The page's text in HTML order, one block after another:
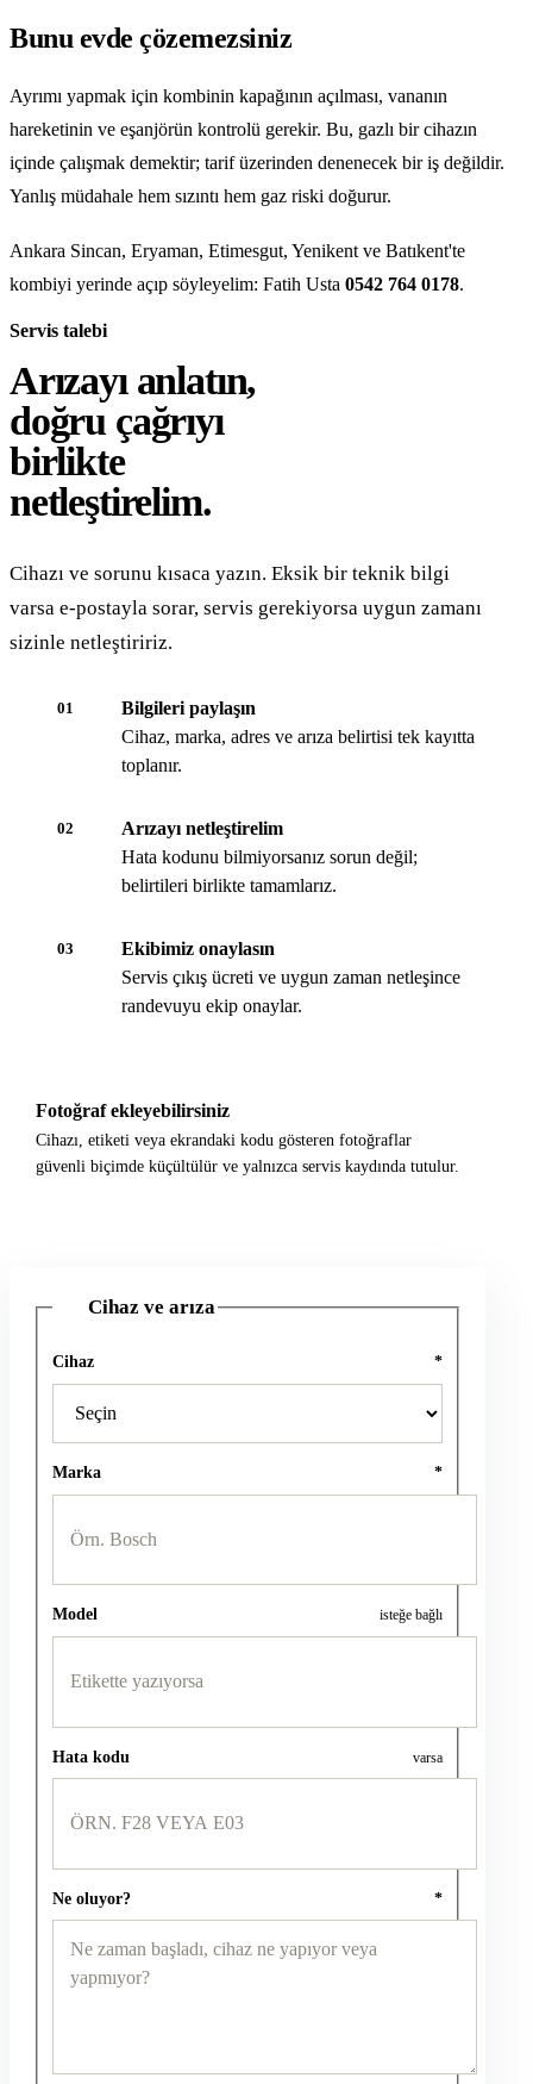
Bunu evde çözemezsiniz
Ayrımı yapmak için kombinin kapağının açılması, vananın
hareketinin ve eşanjörün kontrolü gerekir. Bu, gazlı bir cihazın
içinde çalışmak demektir; tarif üzerinden denenecek bir iş değildir.
Yanlış müdahale hem sızıntı hem gaz riski doğurur.
Ankara Sincan, Eryaman, Etimesgut, Yenikent ve Batıkent'te
kombiyi yerinde açıp söyleyelim: Fatih Usta 0542 764 0178.
Servis talebi
Arızayı anlatın,
doğru çağrıyı
birlikte
netleştirelim.
Cihazı ve sorunu kısaca yazın. Eksik bir teknik bilgi
varsa e-postayla sorar, servis gerekiyorsa uygun zamanı
sizinle netleştiririz.
01
Bilgileri paylaşın
Cihaz, marka, adres ve arıza belirtisi tek kayıtta
toplanır.
02
Arızayı netleştirelim
Hata kodunu bilmiyorsanız sorun değil;
belirtileri birlikte tamamlarız.
03
Ekibimiz onaylasın
Servis çıkış ücreti ve uygun zaman netleşince
randevuyu ekip onaylar.
Fotoğraf ekleyebilirsiniz
Cihazı, etiketi veya ekrandaki kodu gösteren fotoğraflar
güvenli biçimde küçültülür ve yalnızca servis kaydında tutulur.
Cihaz ve arıza
Cihaz *
Marka *
Model isteğe bağlı
Hata kodu varsa
Ne oluyor? *